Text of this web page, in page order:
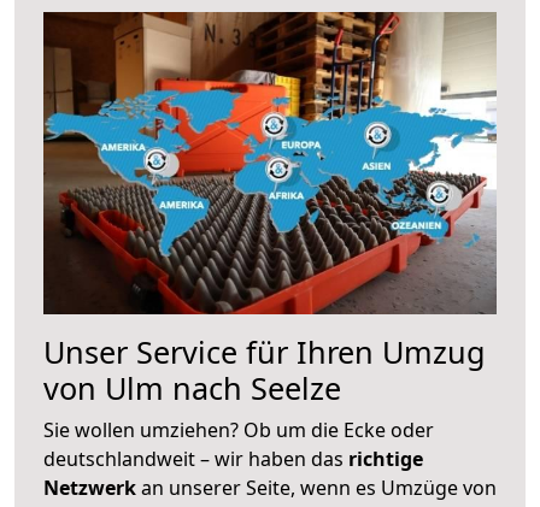
Unser Service für Ihren Umzug
von Ulm nach Seelze
Sie wollen umziehen? Ob um die Ecke oder
deutschlandweit – wir haben das richtige
Netzwerkan unserer Seite, wenn es Umzüge von